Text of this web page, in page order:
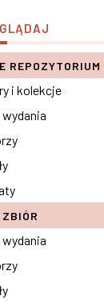
×
REPOZYTORIUM
i kolekcje
wydania
wydania